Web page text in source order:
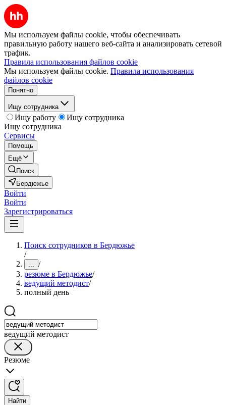
Мы используем файлы cookie, чтобы обеспечивать
правильную работу нашего веб-сайта и анализировать сетевой
трафик.
Правила использования файлов cookie
Мы используем файлы cookie. Правила использования
файлов cookie
Понятно
Ищу сотрудника
Ищу работу
Ищу сотрудника
Ищу сотрудника
Сервисы
Помощь
Ещё
Поиск
Бердюжье
Войти
Войти
Зарегистрироваться
Поиск сотрудников в Бердюжье
/
... /
резюме в Бердюжье/
ведущий методист/
полный день
ведущий методист
Резюме
Найти